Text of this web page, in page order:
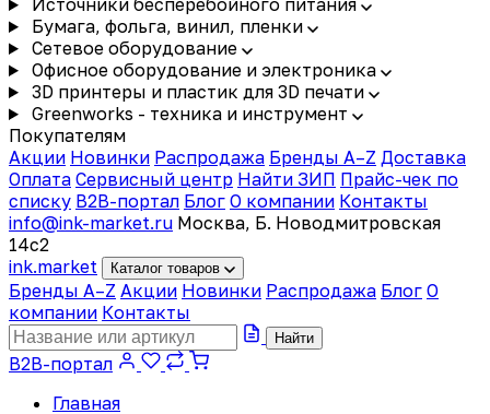
Источники бесперебойного питания
Бумага, фольга, винил, пленки
Сетевое оборудование
Офисное оборудование и электроника
3D принтеры и пластик для 3D печати
Greenworks - техника и инструмент
Покупателям
Акции Новинки Распродажа Бренды A–Z Доставка
Оплата Сервисный центр Найти ЗИП Прайс-чек по
списку B2B-портал Блог О компании Контакты
info@ink-market.ru Москва, Б. Новодмитровская
14с2
ink.market Каталог товаров
Бренды A–Z Акции Новинки Распродажа Блог О
компании Контакты
Найти
B2B-портал
Главная